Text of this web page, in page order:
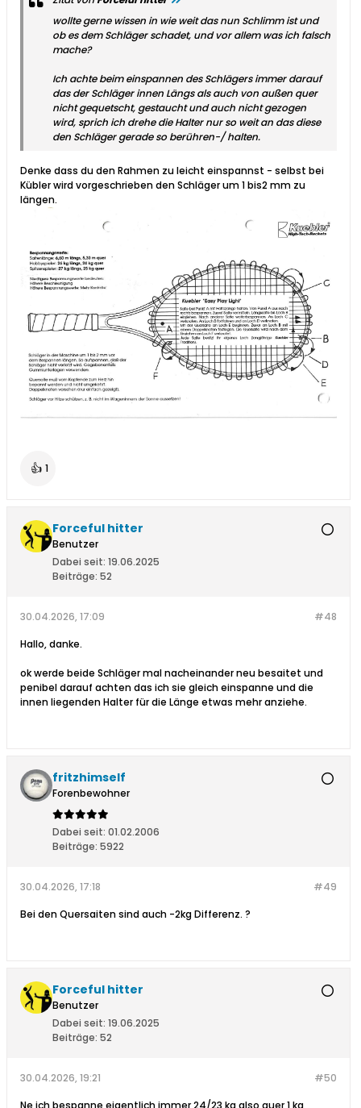
wollte gerne wissen in wie weit das nun Schlimm ist und
ob es dem Schläger schadet, und vor allem was ich falsch
mache?
Ich achte beim einspannen des Schlägers immer darauf
das der Schläger innen Längs als auch von außen quer
nicht gequetscht, gestaucht und auch nicht gezogen
wird, sprich ich drehe die Halter nur so weit an das diese
den Schläger gerade so berühren-/ halten.
Denke dass du den Rahmen zu leicht einspannst - selbst bei
Kübler wird vorgeschrieben den Schläger um 1 bis2 mm zu
längen.
👍 1
Forceful hitter
Benutzer
Dabei seit: 19.06.2025
Beiträge: 52
#48
30.04.2026, 17:09
Hallo, danke.
ok werde beide Schläger mal nacheinander neu besaitet und
penibel darauf achten das ich sie gleich einspanne und die
innen liegenden Halter für die Länge etwas mehr anziehe.
fritzhimself
Forenbewohner
Dabei seit: 01.02.2006
Beiträge: 5922
#49
30.04.2026, 17:18
Bei den Quersaiten sind auch -2kg Differenz. ?
Forceful hitter
Benutzer
Dabei seit: 19.06.2025
Beiträge: 52
#50
30.04.2026, 19:21